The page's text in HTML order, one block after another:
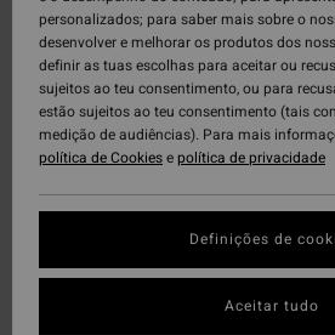
personalizados; para saber mais sobre o
desenvolver e melhorar os produtos dos
definir as tuas escolhas para aceitar ou
sujeitos ao teu consentimento, ou para
estão sujeitos ao teu consentimento (tais
medição de audiências). Para mais
política de Cookiesepolítica de privacidade
Definições de
Aceitar tudo